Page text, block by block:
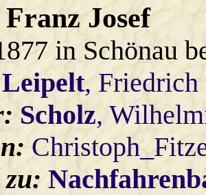
Franz Josef
in Schönau
Leipelt, Friedrich
Scholz,
zu: